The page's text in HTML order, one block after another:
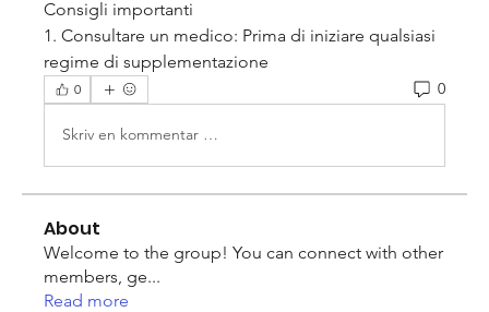
Consigli importanti
1. Consultare un medico: Prima di iniziare qualsiasi
regime di supplementazione
0 0
Skriv en kommentar …
About
Welcome to the group! You can connect with other
members, ge...
Read more